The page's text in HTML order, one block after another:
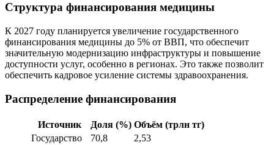
Структура финансирования медицины
К 2027 году планируется увеличение государственного
финансирования медицины до 5% от ВВП, что обеспечит
значительную модернизацию инфраструктуры и повышение
доступности услуг, особенно в регионах. Это также позволит
обеспечить кадровое усиление системы здравоохранения.
Распределение финансирования
Источник Доля (%) Объём (трлн тг)
Государство
70,8
2,53